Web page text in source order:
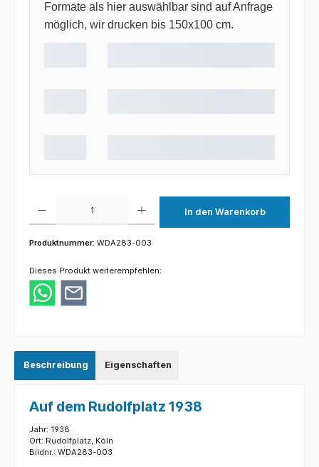
Formate als hier auswählbar sind auf Anfrage
möglich, wir drucken bis 150x100 cm.
In den Warenkorb
Produktnummer: WDA283-003
Dieses Produkt weiterempfehlen:
Beschreibung Eigenschaften
Auf dem Rudolfplatz 1938
Jahr: 1938
Ort: Rudolfplatz, Köln
Bildnr.: WDA283-003